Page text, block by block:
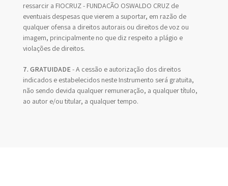
ressarcir a FIOCRUZ - FUNDAÇÃO OSWALDO CRUZ de
eventuais despesas que vierem a suportar, em razão de
qualquer ofensa a direitos autorais ou direitos de voz ou
imagem, principalmente no que diz respeito a plágio e
violações de direitos.
7. GRATUIDADE- A cessão e autorização dos direitos
indicados e estabelecidos neste Instrumento será gratuita,
não sendo devida qualquer remuneração, a qualquer título,
ao autor e/ou titular, a qualquer tempo.